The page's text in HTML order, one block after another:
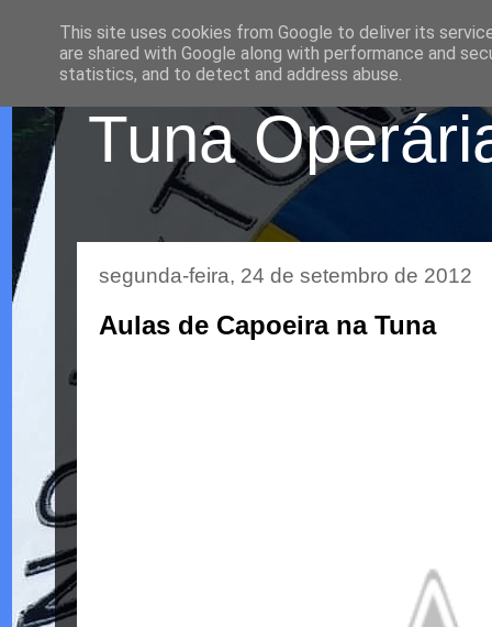
Tuna
segunda-feira, 24 de setembro de 2012
Aulas de Capoeira na Tuna
This site uses cookies from Google to deliver its
are shared with Google along with performance and
statistics, and to detect and address abuse.